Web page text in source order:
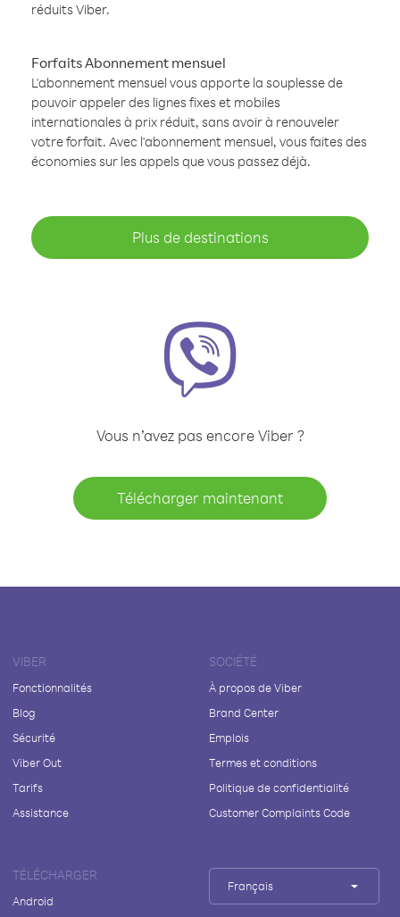
réduits Viber.
Forfaits Abonnement mensuel
L'abonnement mensuel vous apporte la souplesse de
pouvoir appeler des lignes fixes et mobiles
internationales à prix réduit, sans avoir à renouveler
votre forfait. Avec l'abonnement mensuel, vous faites des
économies sur les appels que vous passez déjà.
Plus de destinations
Vous n’avez pas encore Viber ?
Télécharger maintenant
VIBER
Fonctionnalités
Blog
Sécurité
Viber Out
Tarifs
Assistance
SOCIÉTÉ
À propos de Viber
Brand Center
Emplois
Termes et conditions
Politique de confidentialité
Customer Complaints Code
TÉLÉCHARGER
Android
Français